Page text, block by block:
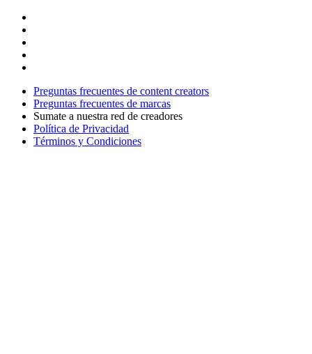
Preguntas frecuentes de content creators
Preguntas frecuentes de marcas
Sumate a nuestra red de creadores
Política de Privacidad
Términos y Condiciones